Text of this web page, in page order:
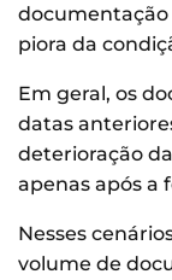
documentação
piora da
Em geral, os
datas
deterioração
apenas após a
Nesses
volume de